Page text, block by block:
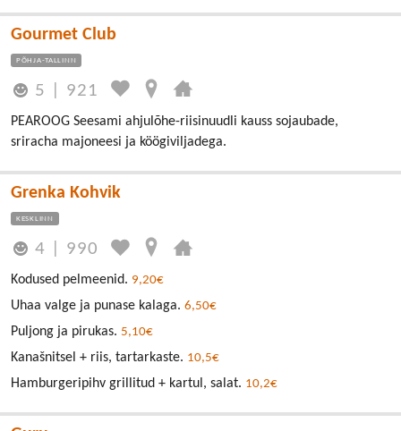
Gourmet Club
PÕHJA-TALLINN
5 921
PEAROOG Seesami ahjulõhe-riisinuudli kauss sojaubade,
sriracha majoneesi ja köögiviljadega.
Grenka Kohvik
KESKLINN
4 990
Kodused pelmeenid. 9,20€
Uhaa valge ja punase kalaga. 6,50€
Puljong ja pirukas. 5,10€
Kanašnitsel + riis, tartarkaste. 10,5€
Hamburgeripihv grillitud + kartul, salat. 10,2€